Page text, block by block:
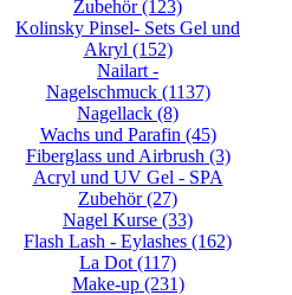
Zubehör(123)
Kolinsky Pinsel- Sets Gel und
Akryl (152)
Nailart -
Nagelschmuck(1137)
Nagellack (8)
Wachs und Parafin (45)
Fiberglass und Airbrush (3)
Acryl und UV Gel - SPA
Zubehör(27)
Nagel Kurse (33)
Flash Lash - Eylashes (162)
La Dot (117)
Make-up(231)